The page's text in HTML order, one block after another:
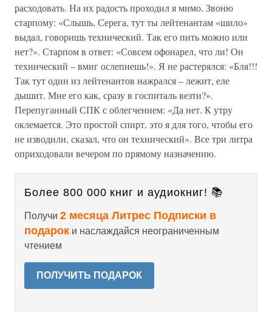
расходовать. На их радость проходил я мимо. Звоню
старпому: «Слышь, Серега, тут ты лейтенантам «шило»
выдал, говоришь технический. Так его пить можно или
нет?». Старпом в ответ: «Совсем офонарел, что ли! Он
технический – вмиг ослепнешь!». Я не растерялся: «Бля!!!
Так тут один из лейтенантов нажрался – лежит, еле
дышит. Мне его как, сразу в госпиталь везти?».
Перепуганный СПК с облегчением: «Да нет. К утру
оклемается. Это простой спирт, это я для того, чтобы его
не изводили, сказал, что он технический». Все три литра
оприходовали вечером по прямому назначению.
Более 800 000 книг и аудиокниг! 📚
Получи 2 месяца Литрес Подписки в
подарок и наслаждайся неограниченным
чтением
ПОЛУЧИТЬ ПОДАРОК